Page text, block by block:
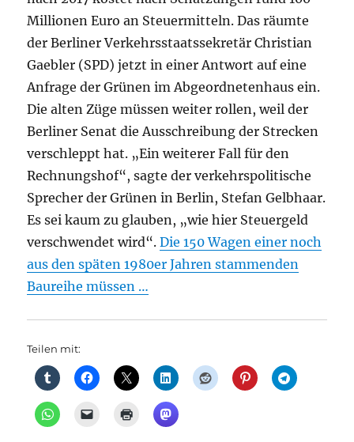
Millionen Euro an Steuermitteln. Das räumte
der Berliner Verkehrsstaatssekretär Christian
Gaebler (SPD) jetzt in einer Antwort auf eine
Anfrage der Grünen im Abgeordnetenhaus ein.
Die alten Züge müssen weiter rollen, weil der
Berliner Senat die Ausschreibung der Strecken
verschleppt hat. „Ein weiterer Fall für den
Rechnungshof“, sagte der verkehrspolitische
Sprecher der Grünen in Berlin, Stefan Gelbhaar.
Es sei kaum zu glauben, „wie hier Steuergeld
verschwendet wird“.Die 150 Wagen einer noch
aus den späten 1980er Jahren stammenden
Baureihe müssen …
Teilen mit: